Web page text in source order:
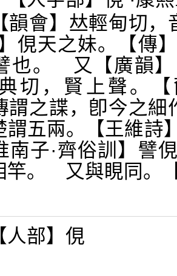
韻會】 𠀤輕甸切，
】俔天之妹。【傳
也。 又【廣韻
切，賢上聲。
謂之諜，卽今之
謂五兩。【王維詩
南子·齊俗訓】譬
竿。 又與睍同。
部】 俔